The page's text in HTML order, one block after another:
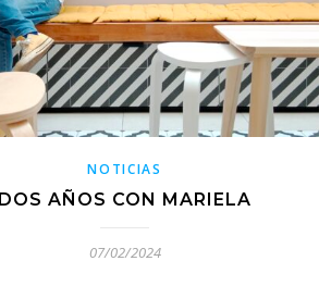
NOTICIAS
DOS AÑOS CON MARIELA
07/02/2024